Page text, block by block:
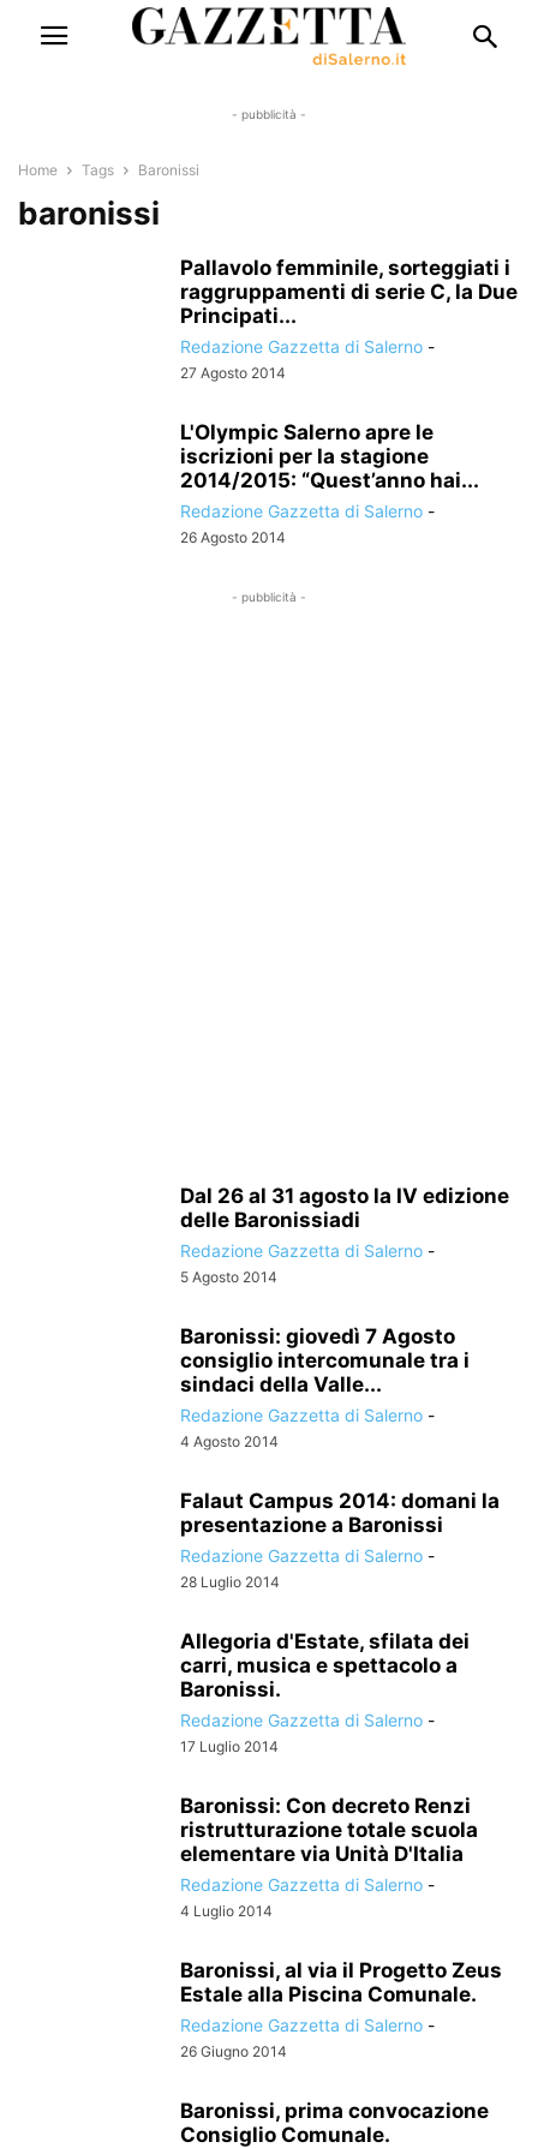
- pubblicità -
Home Tags Baronissi
baronissi
Pallavolo femminile, sorteggiati i
raggruppamenti di serie C, la Due
Principati...
Redazione Gazzetta di Salerno -
27 Agosto 2014
L'Olympic Salerno apre le
iscrizioni per la stagione
2014/2015: “Quest’anno hai...
Redazione Gazzetta di Salerno -
26 Agosto 2014
- pubblicità -
Dal 26 al 31 agosto la IV edizione
delle Baronissiadi
Redazione Gazzetta di Salerno -
5 Agosto 2014
Baronissi: giovedì 7 Agosto
consiglio intercomunale tra i
sindaci della Valle...
Redazione Gazzetta di Salerno -
4 Agosto 2014
Falaut Campus 2014: domani la
presentazione a Baronissi
Redazione Gazzetta di Salerno -
28 Luglio 2014
Allegoria d'Estate, sfilata dei
carri, musica e spettacolo a
Baronissi.
Redazione Gazzetta di Salerno -
17 Luglio 2014
Baronissi: Con decreto Renzi
ristrutturazione totale scuola
elementare via Unità D'Italia
Redazione Gazzetta di Salerno -
4 Luglio 2014
Baronissi, al via il Progetto Zeus
Estale alla Piscina Comunale.
Redazione Gazzetta di Salerno -
26 Giugno 2014
Baronissi, prima convocazione
Consiglio Comunale.